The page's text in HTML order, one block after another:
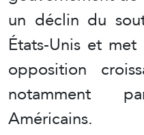
un déclin du
États-Unis et
opposition
notamment
Américains.